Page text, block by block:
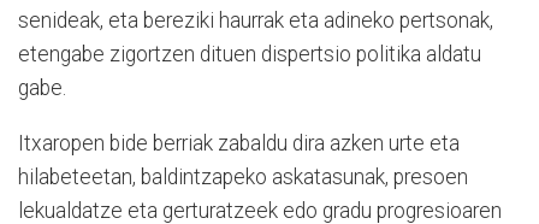
senideak, eta bereziki haurrak eta adineko pertsonak,
etengabe zigortzen dituen dispertsio politika aldatu
gabe.
Itxaropen bide berriak zabaldu dira azken urte eta
hilabeteetan, baldintzapeko askatasunak, presoen
lekualdatze eta gerturatzeek edo gradu progresioaren